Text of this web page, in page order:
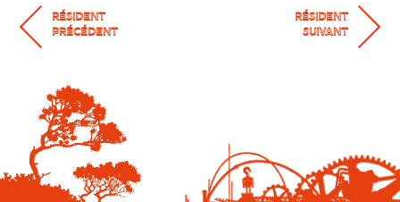
RÉSIDENT
PRÉCÉDENT
RÉSIDENT
SUIVANT